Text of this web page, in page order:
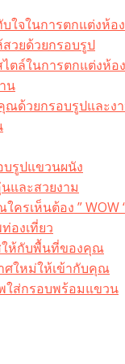
ใจในการตกแต่งห้อง
วยด้วยกรอบรูป
ตล์ในการตกแต่งห้อง
น
ด้วยกรอบรูปและง
รูปแขวนผนัง
และสวยงาม
รเห็นต้อง ” WOW
องเที่ยว
ให้กับพื้นที่ของคุณ
ศใหม่ให้เข้ากับคุณ
ใส่กรอบพร้อมแขวน​